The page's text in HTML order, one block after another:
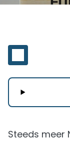
Steeds meer